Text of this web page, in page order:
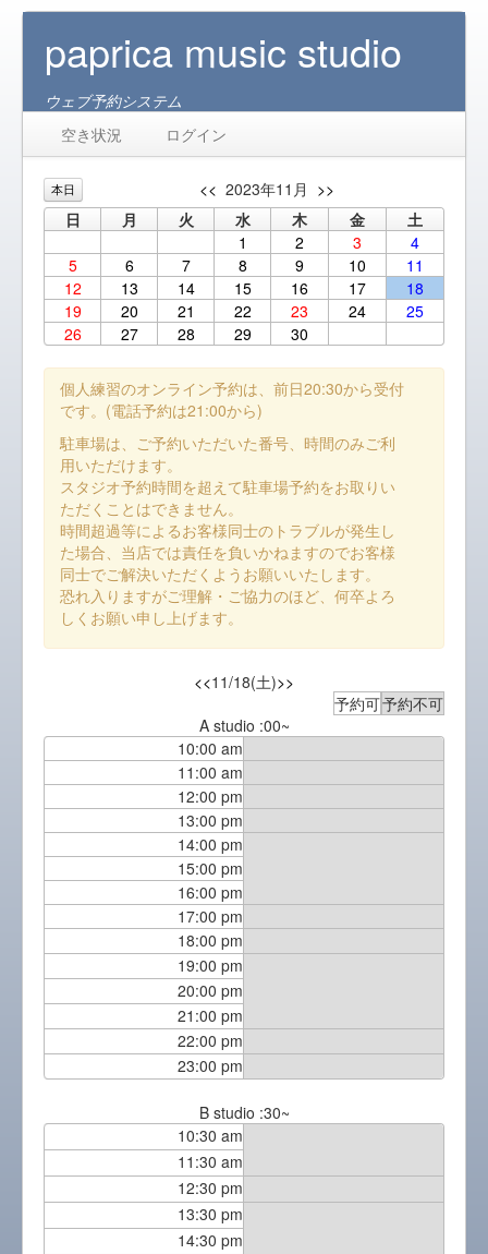
paprica music studio
ウェブ予約システム
空き状況
ログイン
本日 << 2023年11月 >>
日
月 火 水 木 金
土
1
2 3
4
5
6 7 8 9 10
11
12
13 14 15 16 17
18
19
20 21 22 23 24
25
26
27 28 29 30
個人練習のオンライン予約は、前日20:30から受付
です。(電話予約は21:00から)
駐車場は、ご予約いただいた番号、時間のみご利
用いただけます。
スタジオ予約時間を超えて駐車場予約をお取りい
ただくことはできません。
時間超過等によるお客様同士のトラブルが発生し
た場合、当店では責任を負いかねますのでお客様
同士でご解決いただくようお願いいたします。
恐れ入りますがご理解・ご協力のほど、何卒よろ
しくお願い申し上げます。
<<11/18(土)>>
予約可予約不可
A studio :00~
10:00 am
11:00 am
12:00 pm
13:00 pm
14:00 pm
15:00 pm
16:00 pm
17:00 pm
18:00 pm
19:00 pm
20:00 pm
21:00 pm
22:00 pm
23:00 pm
B studio :30~
10:30 am
11:30 am
12:30 pm
13:30 pm
14:30 pm